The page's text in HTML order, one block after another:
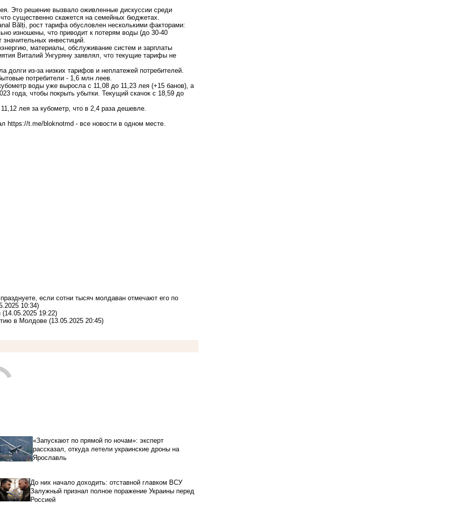
Это решение вызвало оживленные дискуссии среди
существенно скажется на семейных бюджетах.
Bălți, рост тарифа обусловлен несколькими факторами:
изношены, что приводит к потерям воды (до 30-40
инвестиций.
материалы, обслуживание систем и зарплаты
Виталий Унгуряну заявлял, что текущие тарифы не
долги из-за низких тарифов и неплатежей потребителей.
потребители - 1,6 млн леев.
воды уже выросла с 11,08 до 11,23 лея (+15 банов), а
года, чтобы покрыть убытки. Текущий скачок с 18,59 до
лея за кубометр, что в 2,4 раза дешевле.
https://t.me/bloknotmd - все новости в одном месте.
если сотни тысяч молдаван отмечают его по
10:34)
(14.05.2025 19:22)
в Молдове (13.05.2025 20:45)
«Запускают по прямой по ночам»: эксперт
рассказал, откуда летели украинские дроны на
Ярославль
До них начало доходить: отставной главком ВСУ
Залужный признал полное поражение Украины перед
Россией